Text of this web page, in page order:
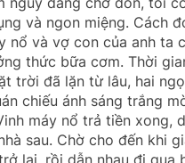
Thiên Thần Mũ Đỏ
2 Years Ago 2
TÌNH YÊU BẤT TẬN
Tagore)
và ngon miệng. Cách
nổ và vợ con của anh ta
thức bữa cơm. Thời
trời đã lặn từ lâu, hai
chiếu ánh sáng trắng
máy nổ trả tiền xong,
sau. Chờ cho đến khi